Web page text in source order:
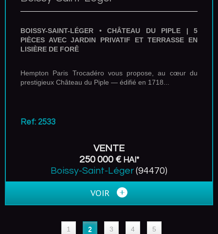
BOISSY-SAINT-LÉGER • CHÂTEAU DU PIPLE | 5
PIÈCES AVEC JARDIN PRIVATIF ET TERRASSE EN
LISIÈRE DE FORÊ
Hempton Paris Trocadéro vous propose, au cœur du
prestigieux Château du Piple — édifié en 1718...
Ref: 2533
VENTE
250 000 € HAI*
Boissy-Saint-Léger (94470)
VOIR
1 2 3 4 5